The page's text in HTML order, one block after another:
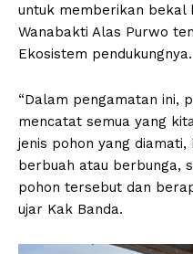
untuk memberikan bekal
Wanabakti Alas Purwo
Ekosistem pendukungnya.
“Dalam pengamatan ini,
mencatat semua yang
jenis pohon yang
berbuah atau berbunga,
pohon tersebut dan
ujar Kak Banda.